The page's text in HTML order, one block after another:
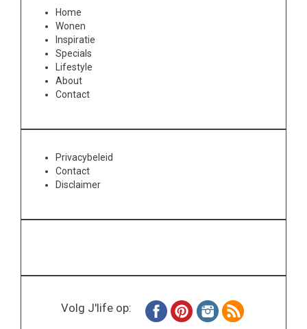
Home
Wonen
Inspiratie
Specials
Lifestyle
About
Contact
Privacybeleid
Contact
Disclaimer
Volg J'life op: